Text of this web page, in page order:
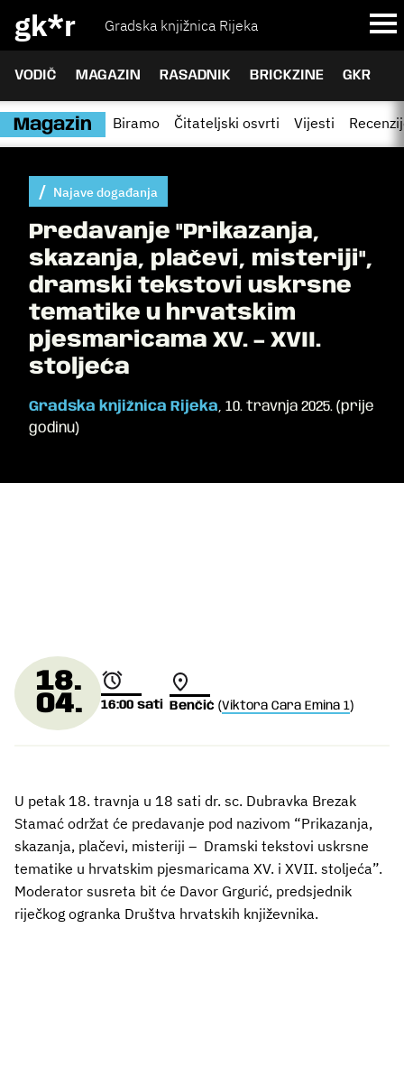
gk*r Gradska knjižnica Rijeka
VODIČ MAGAZIN RASADNIK BRICKZINE GKR
Magazin Biramo Čitateljski osvrti Vijesti
Najave događanja
Predavanje "Prikazanja,
skazanja, plačevi, misteriji",
dramski tekstovi uskrsne
tematike u hrvatskim
pjesmaricama XV. – XVII.
stoljeća
Gradska knjižnica Rijeka, 10. travnja 2025. (prije
godinu)
18.
04. 16:00 sati Benčić (Viktora Cara Emina 1)
U petak 18. travnja u 18 sati dr. sc. Dubravka Brezak
Stamać održat će predavanje pod nazivom “Prikazanja,
skazanja, plačevi, misteriji – Dramski tekstovi uskrsne
tematike u hrvatskim pjesmaricama XV. i XVII. stoljeća”.
Moderator susreta bit će Davor Grgurić, predsjednik
riječkog ogranka Društva hrvatskih književnika.